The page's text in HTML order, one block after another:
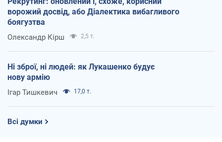
ворожий досвід, або Діалектика вибагливого
боягузтва
Олександр Кірш 2,5 т.
Ні зброї, ні людей: як Лукашенко будує
нову армію
Ігар Тишкевич 17,0 т.
Всі думки